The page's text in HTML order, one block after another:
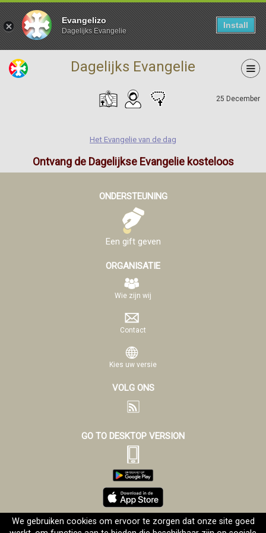
Evangelizo
Dagelijks Evangelie
Install
Dagelijks Evangelie
25 December
Het Evangelie van de dag
Ontvang de Dagelijkse Evangelie kosteloos
ONDERSTEUNING
Een gift geven
ORGANISATIE
Wie zijn wij
Contact
Kies uw versie
VOLG ONS
GO TO DESKTOP VERSION
We gebruiken cookies om ervoor te zorgen dat onze site goed